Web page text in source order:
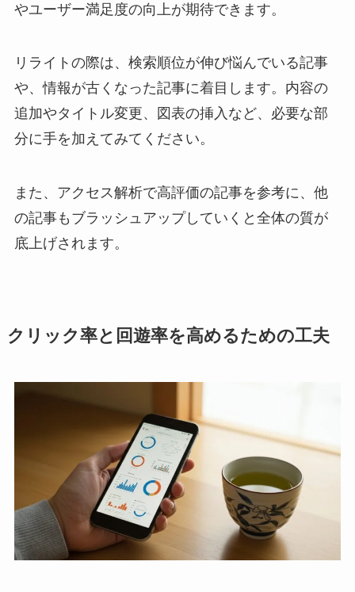
やユーザー満足度の向上が期待できます。
リライトの際は、検索順位が伸び悩んでいる記事
や、情報が古くなった記事に着目します。内容の
追加やタイトル変更、図表の挿入など、必要な部
分に手を加えてみてください。
また、アクセス解析で高評価の記事を参考に、他
の記事もブラッシュアップしていくと全体の質が
底上げされます。
クリック率と回遊率を高めるための工夫